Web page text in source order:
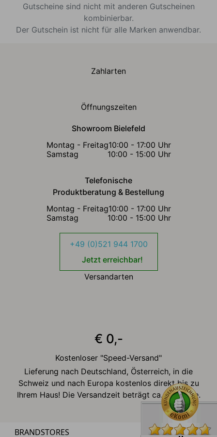
Gutscheine sind nicht mit anderen Gutscheinen
kombinierbar.
Der Gutschein ist nicht für alle Marken anwendbar.
Zahlarten
Öffnungszeiten
Showroom Bielefeld
Montag - Freitag10:00 - 17:00 Uhr
Samstag
10:00 - 15:00 Uhr
Telefonische
Produktberatung & Bestellung
Montag - Freitag10:00 - 17:00 Uhr
Samstag
10:00 - 15:00 Uhr
+49 (0)521 944 1700
Jetzt erreichbar!
Versandarten
€ 0,-
Kostenloser "Speed-Versand"
Lieferung nach Deutschland, Österreich, in die
Schweiz und nach Europa kostenlos direkt bis zu
Ihrem Haus! Die Versandzeit beträgt ca. 2-3 Tage.
BRANDSTORES